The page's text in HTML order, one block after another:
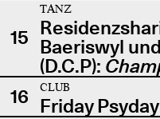
15
TANZ
Baeriswyl
(D.C.P):
16
CLUB
Friday Psyday